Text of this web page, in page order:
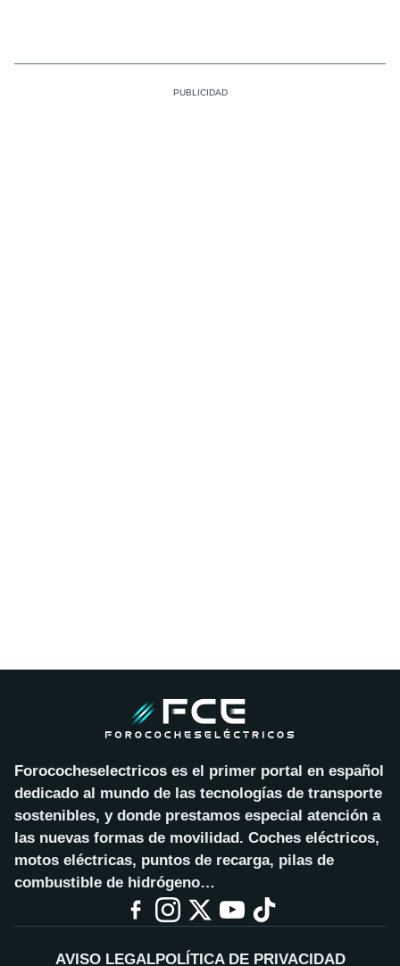
Forococheselectricos es el primer portal en español
dedicado al mundo de las tecnologías de transporte
sostenibles, y donde prestamos especial atención a
las nuevas formas de movilidad. Coches eléctricos,
motos eléctricas, puntos de recarga, pilas de
combustible de hidrógeno…
AVISO LEGALPOLÍTICA DE PRIVACIDAD